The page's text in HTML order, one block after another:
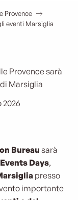
Provence
eventi Marsiglia
Provence sarà
Marsiglia
2026
Bureau sarà
Days,
presso
importante